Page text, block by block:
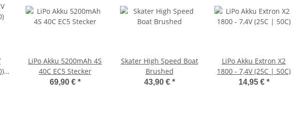
LiPo Akku 5200mAh 4S
40C EC5 Stecker
69,90 € *
Skater High Speed Boat
Brushed
43,90 € *
LiPo Akku Extron X2
1800 - 7,4V (25C | 50C)
14,95 € *